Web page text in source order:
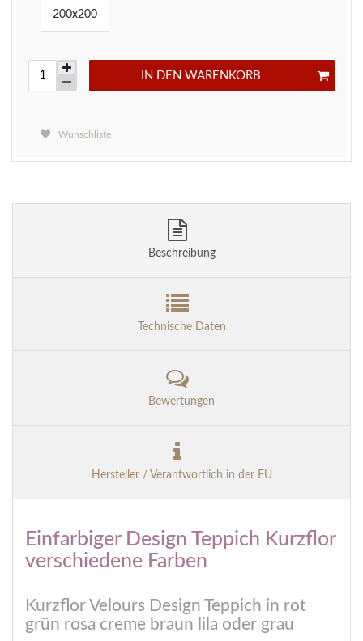
200x200
IN DEN WARENKORB
Wunschliste
Beschreibung
Technische Daten
Bewertungen
Hersteller / Verantwortlich in der EU
Einfarbiger Design Teppich Kurzflor
verschiedene Farben
Kurzflor Velours Design Teppich in rot
grün rosa creme braun lila oder grau